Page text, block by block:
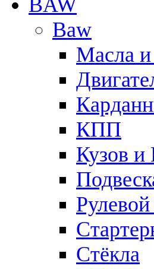
BAW
Baw
Масла и
КПП
Кузов и
Стёкла